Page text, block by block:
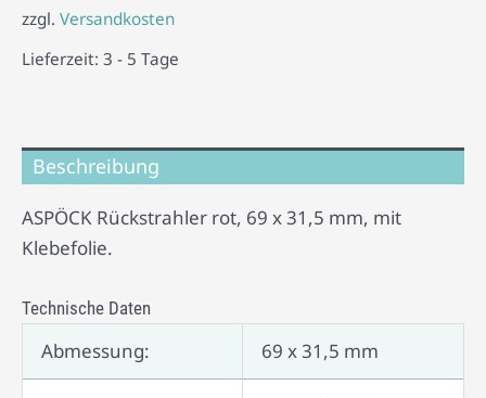
zzgl. Versandkosten
Lieferzeit: 3 - 5 Tage
Beschreibung
ASPÖCK Rückstrahler rot, 69 x 31,5 mm, mit
Klebefolie.
Technische Daten
Abmessung: 69 x 31,5 mm